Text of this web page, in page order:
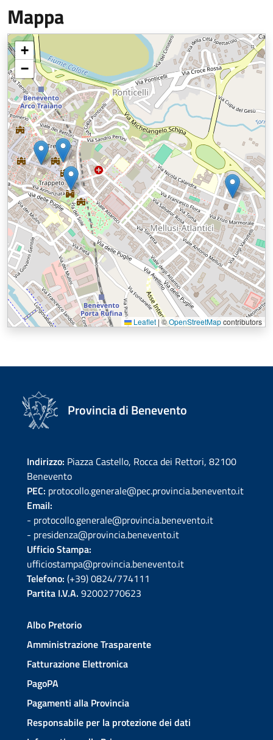
Mappa
+
−
Leaflet |©OpenStreetMapcontributors
Provincia di Benevento
Indirizzo: Piazza Castello, Rocca dei Rettori, 82100
Benevento
PEC: protocollo.generale@pec.provincia.benevento.it
Email:
- protocollo.generale@provincia.benevento.it
- presidenza@provincia.benevento.it
Ufficio Stampa:
ufficiostampa@provincia.benevento.it
Telefono: (+39) 0824/774111
Partita I.V.A. 92002770623
Albo Pretorio
Amministrazione Trasparente
Fatturazione Elettronica
PagoPA
Pagamenti alla Provincia
Responsabile per la protezione dei dati